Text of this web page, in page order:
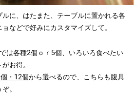
に、はたまた、テーブルに置かれる各
などで好みにカスタマイズして。
は各種2個ｏｒ5個、いろいろ食べたい
お得。
・12個から選べるので、こちらも腹具
。